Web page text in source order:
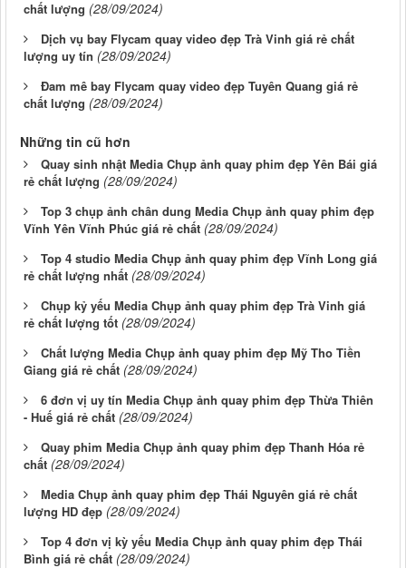
chất lượng (28/09/2024)
Dịch vụ bay Flycam quay video đẹp Trà Vinh giá rẻ chất
lượng uy tín (28/09/2024)
Đam mê bay Flycam quay video đẹp Tuyên Quang giá rẻ
chất lượng (28/09/2024)
Những tin cũ hơn
Quay sinh nhật Media Chụp ảnh quay phim đẹp Yên Bái giá
rẻ chất lượng (28/09/2024)
Top 3 chụp ảnh chân dung Media Chụp ảnh quay phim đẹp
Vĩnh Yên Vĩnh Phúc giá rẻ chất (28/09/2024)
Top 4 studio Media Chụp ảnh quay phim đẹp Vĩnh Long giá
rẻ chất lượng nhất (28/09/2024)
Chụp kỷ yếu Media Chụp ảnh quay phim đẹp Trà Vinh giá
rẻ chất lượng tốt (28/09/2024)
Chất lượng Media Chụp ảnh quay phim đẹp Mỹ Tho Tiền
Giang giá rẻ chất (28/09/2024)
6 đơn vị uy tín Media Chụp ảnh quay phim đẹp Thừa Thiên
- Huế giá rẻ chất (28/09/2024)
Quay phim Media Chụp ảnh quay phim đẹp Thanh Hóa rẻ
chất (28/09/2024)
Media Chụp ảnh quay phim đẹp Thái Nguyên giá rẻ chất
lượng HD đẹp (28/09/2024)
Top 4 đơn vị kỳ yếu Media Chụp ảnh quay phim đẹp Thái
Bình giá rẻ chất (28/09/2024)